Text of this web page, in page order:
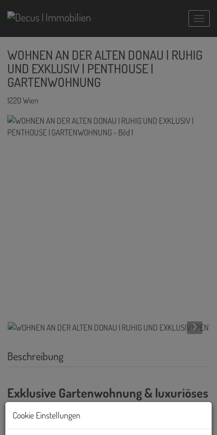
WOHNEN AN DER ALTEN DONAU | RUHIG
UND EXKLUSIV | PENTHOUSE |
GARTENWOHNUNG
1220 Wien
Beschreibung
Exklusive Gartenwohnung & luxuriöses
Penthouse
Cookie Einstellungen